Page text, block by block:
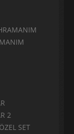
2
SET